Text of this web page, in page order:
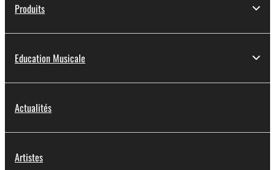
Produits
Education Musicale
Actualités
Artistes